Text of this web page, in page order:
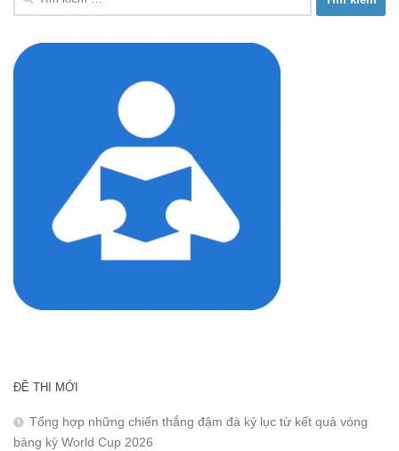
kiếm
ĐỀ THI MỚI
Tổng hợp những chiến thắng đậm đà kỷ lục từ kết quả vòng
bảng kỳ World Cup 2026